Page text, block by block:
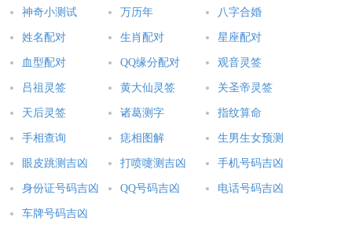
神奇小测试 万历年 八字合婚
姓名配对 生肖配对 星座配对
血型配对 QQ缘分配对 观音灵签
吕祖灵签 黄大仙灵签 关圣帝灵签
天后灵签 诸葛测字 指纹算命
手相查询 痣相图解 生男生女预测
眼皮跳测吉凶 打喷嚏测吉凶 手机号码吉凶
身份证号码吉凶 QQ号码吉凶 电话号码吉凶
车牌号码吉凶